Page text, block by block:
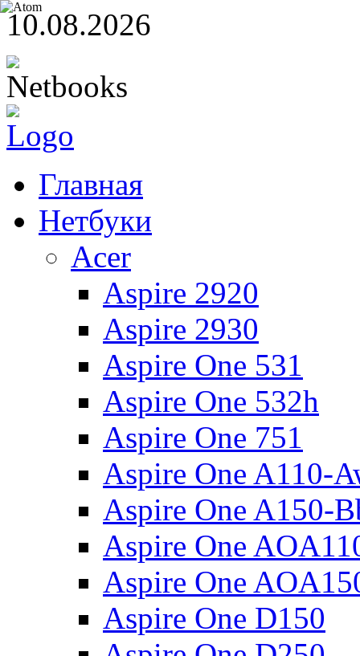
10.08.2026
Главная
Нетбуки
Acer
Aspire 2920
Aspire 2930
Aspire One 531
Aspire One 532h
Aspire One 751
Aspire One A110-
Aspire One A150-
Aspire One
Aspire One
Aspire One D150